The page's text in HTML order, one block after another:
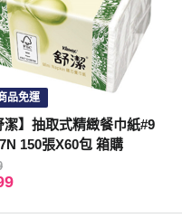
品免運
潔】抽取式精緻餐巾紙#9
150張X60包 箱購